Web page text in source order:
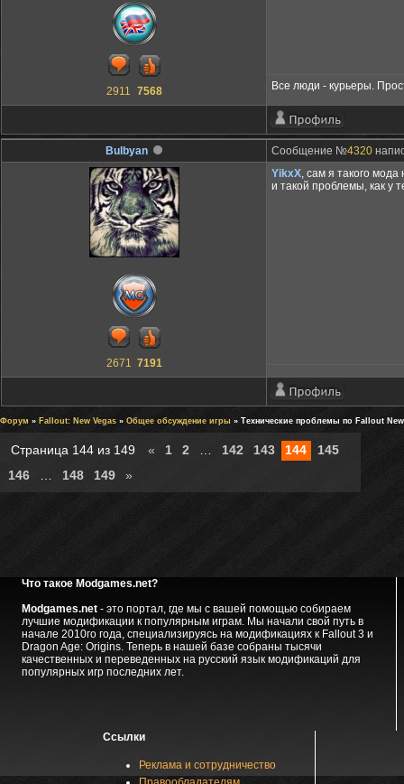
2911 7568 Все люди - курьеры.
Bulbyan Сообщение №4320
2671 7191
YikxX, сам я такого
и такой проблемы, как у
Форум » Fallout: New Vegas » Общее обсуждение игры » Технические проблемы по Fallout
Страница 144 из 149 « 1 2 142 143 144
145
146
148 149 »
Что такое Modgames.net?
Modgames.net- это портал, где мы с вашей помощью собираем
лучшие модификации к популярным играм. Мы начали свой путь в
начале 2010го года, специализируясь на модификациях к Fallout 3 и
Dragon Age: Origins. Теперь в нашей базе собраны тысячи
качественных и переведенных на русский язык модификаций для
популярных игр последних лет.
Ссылки
Реклама и сотрудничество